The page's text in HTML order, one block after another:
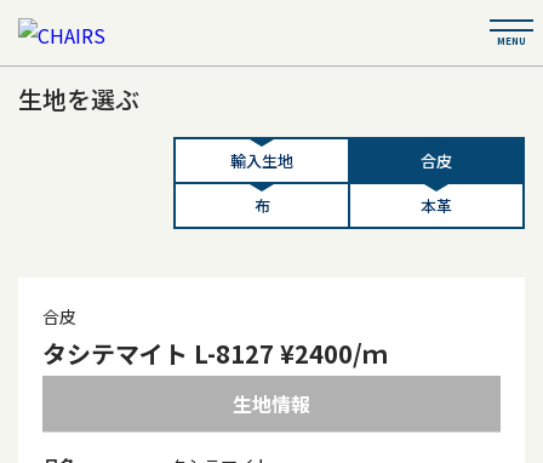
生地を選ぶ
輸入生地
合皮
布
本革
合皮
タシテマイト L-8127 ¥2400/ｍ
生地情報